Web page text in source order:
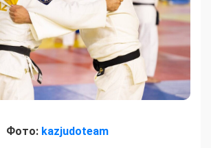
Фото: kazjudoteam